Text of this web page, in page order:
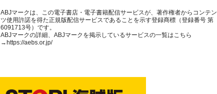
ABJマークは、この電子書店・電子書籍配信サービスが、著作権者からコンテン
ツ使用許諾を得た正規版配信サービスであることを示す登録商標（登録番号 第
6091713号）です。
ABJマークの詳細、ABJマークを掲示しているサービスの一覧はこちら
→ https://aebs.or.jp/